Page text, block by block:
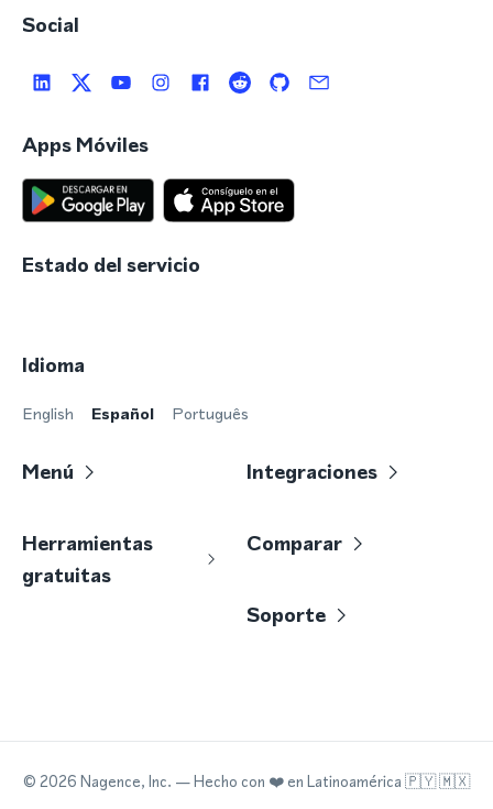
Social
Apps Móviles
Estado del servicio
Idioma
English Español Português
Menú Integraciones
Herramientas
gratuitas
Comparar
Soporte
© 2026 Nagence, Inc. — Hecho con ❤️ en Latinoamérica 🇵🇾 🇲🇽